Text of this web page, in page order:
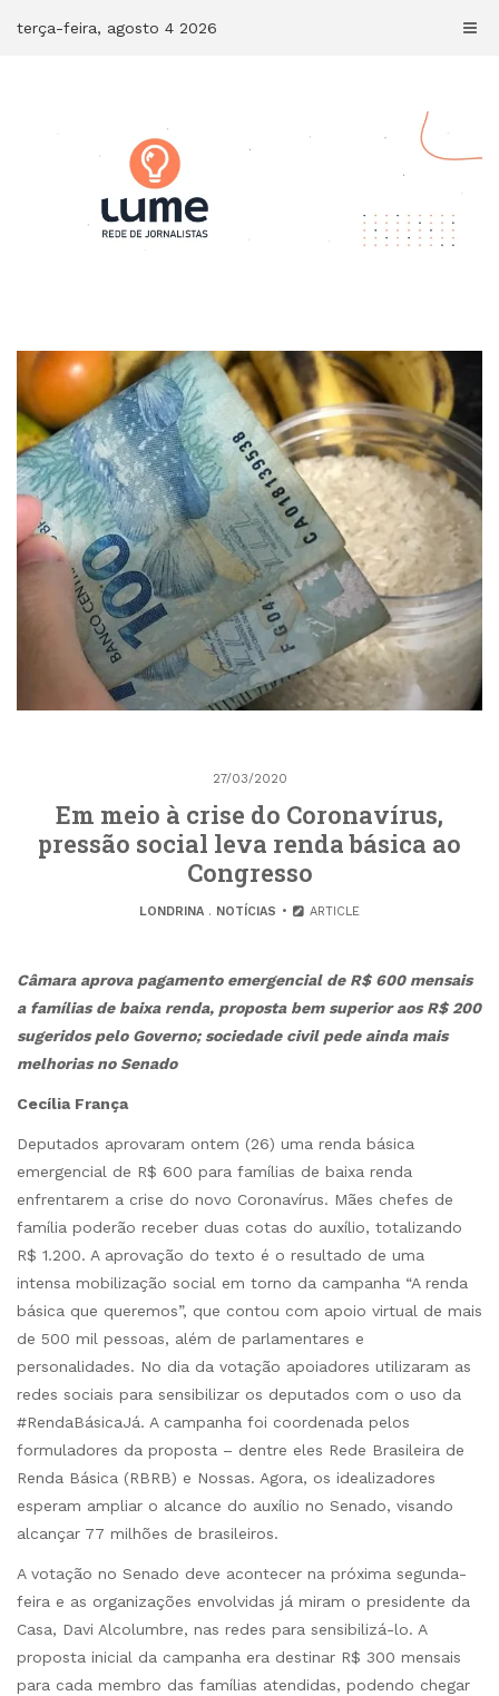
terça-feira, agosto 4 2026
27/03/2020
Em meio à crise do Coronavírus,
pressão social leva renda básica ao
Congresso
LONDRINA. NOTÍCIAS ARTICLE
Câmara aprova pagamento emergencial de R$ 600 mensais
a famílias de baixa renda, proposta bem superior aos R$ 200
sugeridos pelo Governo; sociedade civil pede ainda mais
melhorias no Senado
Cecília França
Deputados aprovaram ontem (26) uma renda básica
emergencial de R$ 600 para famílias de baixa renda
enfrentarem a crise do novo Coronavírus. Mães chefes de
família poderão receber duas cotas do auxílio, totalizando
R$ 1.200. A aprovação do texto é o resultado de uma
intensa mobilização social em torno da campanha “A renda
básica que queremos”, que contou com apoio virtual de mais
de 500 mil pessoas, além de parlamentares e
personalidades. No dia da votação apoiadores utilizaram as
redes sociais para sensibilizar os deputados com o uso da
#RendaBásicaJá. A campanha foi coordenada pelos
formuladores da proposta – dentre eles Rede Brasileira de
Renda Básica (RBRB) e Nossas. Agora, os idealizadores
esperam ampliar o alcance do auxílio no Senado, visando
alcançar 77 milhões de brasileiros.
A votação no Senado deve acontecer na próxima segunda-
feira e as organizações envolvidas já miram o presidente da
Casa, Davi Alcolumbre, nas redes para sensibilizá-lo. A
proposta inicial da campanha era destinar R$ 300 mensais
para cada membro das famílias atendidas, podendo chegar